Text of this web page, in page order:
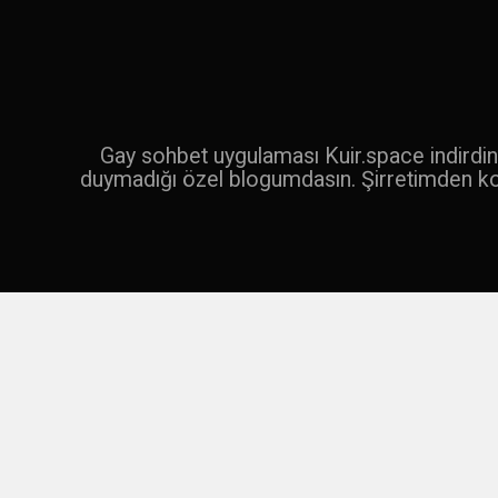
Gay sohbet uygulaması Kuir.space
duymadığı özel blogumdasın. Şirretimden